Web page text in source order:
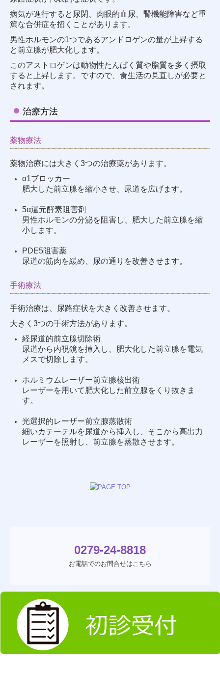
病気が進行すると尿閉、肉眼的血尿、腎機能障害など重
篤な合併症を招くことがあります。
男性ホルモンの1つであるアンドロゲンの量が上昇する
と前立腺が肥大化します。
このアストロゲンは動物性たんぱく質や脂質を多く摂取
すると上昇します。ですので、食生活の見直しが必要と
されます。
治療方法
薬物療法
薬物治療には大きく3つの治療薬があります。
α1ブロッカー
肥大した前立腺を縮小させ、尿道を広げます。
5α還元酵素阻害剤
男性ホルモンの分泌を阻害し、肥大した前立腺を縮
小します。
PDE5阻害薬
尿道の筋肉を緩め、尿の通りを改善させます。
手術療法
手術治療は、尿路症状を大きく改善させます。
大きく3つの手術方法があります。
経尿道的前立腺切除術
尿道から内視鏡を挿入し、肥大化した前立腺を電気
メスで切除します。
ホルミウムレーザー前立腺核出術
レーザーを用いて肥大化した前立腺をくり抜きま
す。
光選択的レーザー前立腺蒸散術
細いカテーテルを尿道から挿入し、そこから高出力
レーザーを照射し、前立腺を蒸散させます。
0279-24-8818
お電話でのお問合せはこちら
Copyright (c) 2022 - 2026 有馬クリニック All Rights Reserved.